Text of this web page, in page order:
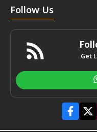
Follow Us
Get